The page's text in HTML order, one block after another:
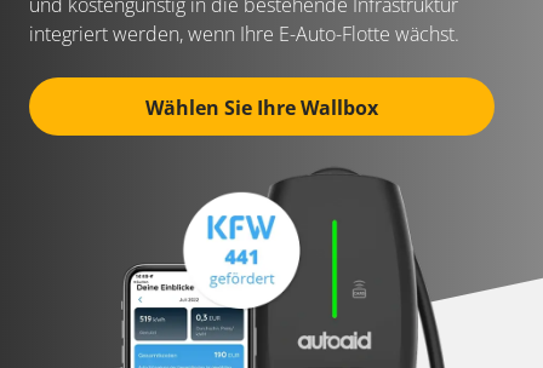
integriert werden, wenn Ihre E-Auto-Flotte wächst.
Wählen Sie Ihre Wallbox